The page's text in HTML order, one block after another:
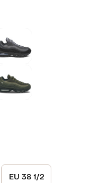
EU 38 1/2